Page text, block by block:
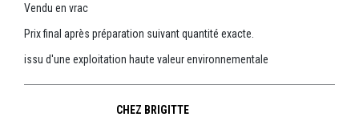
Vendu en vrac
Prix final après préparation suivant quantité exacte.
issu d'une exploitation haute valeur environnementale
CHEZ BRIGITTE